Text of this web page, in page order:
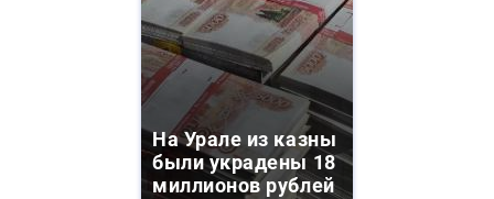
На Урале из казны
были украдены 18
миллионов рублей